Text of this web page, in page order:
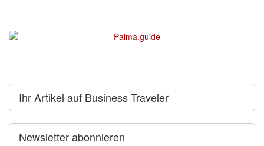
Ihr Artikel auf Business Traveler
Newsletter abonnieren